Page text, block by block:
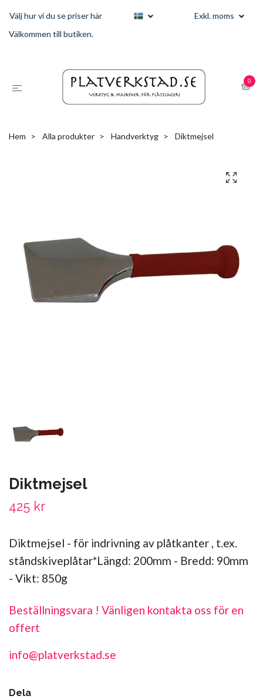
Välj hur vi du se priser här
Exkl. moms
Välkommen till butiken.
0
Hem Alla produkter Handverktyg Diktmejsel
Diktmejsel
425 kr
Diktmejsel - för indrivning av plåtkanter , t.ex.
ståndskiveplåtar*Längd: 200mm - Bredd: 90mm
- Vikt: 850g
Beställningsvara ! Vänligen kontakta oss för en
offert
info@platverkstad.se
Dela